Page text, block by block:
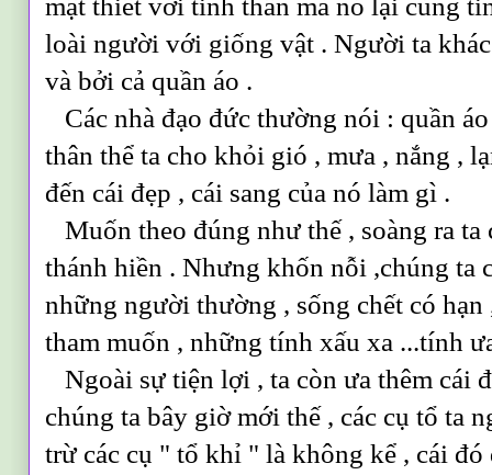
mật thiết với tinh thần mà nó lại cùng
loài người với giống vật . Người ta
và bởi cả quần áo .
Các nhà đạo đức thường nói : quần
thân thể ta cho khỏi gió , mưa , nắng ,
đến cái đẹp , cái sang của nó làm gì .
Muốn theo đúng như thế , soàng ra
thánh hiền . Nhưng khốn nỗi ,chúng ta
những người thường , sống chết có
tham muốn , những tính xấu xa ...tính
Ngoài sự tiện lợi , ta còn ưa thêm cái
chúng ta bây giờ mới thế , các cụ tổ ta
trừ các cụ " tổ khỉ " là không kể , cái đó